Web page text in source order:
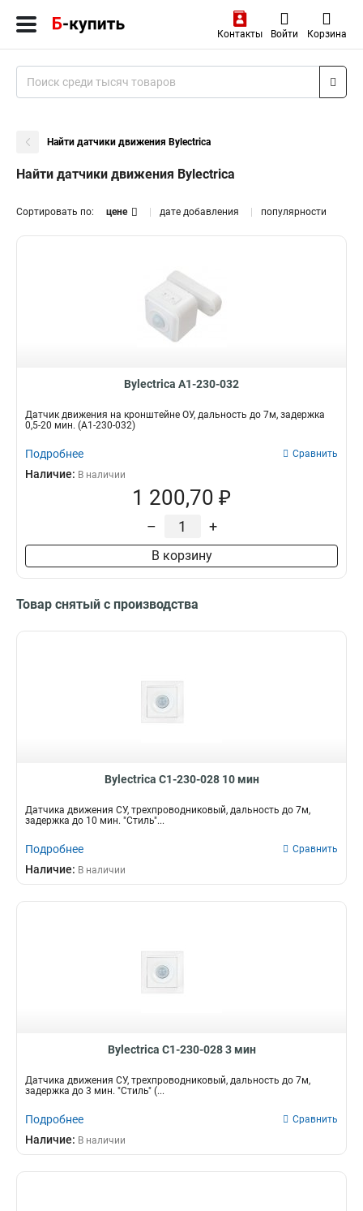
Контакты Войти Корзина
Найти датчики движения Bylectrica
Найти датчики движения Bylectrica
Сортировать по: цене дате добавления популярности
Bylectrica А1-230-032
Датчик движения на кронштейне ОУ, дальность до 7м, задержка
0,5-20 мин. (А1-230-032)
Подробнее Сравнить
Наличие: В наличии
1 200,70 ₽
– +
В корзину
Товар снятый с производства
Bylectrica С1-230-028 10 мин
Датчика движения CУ, трехпроводниковый, дальность до 7м,
задержка до 10 мин. "Стиль"...
Подробнее Сравнить
Наличие: В наличии
Bylectrica С1-230-028 3 мин
Датчика движения CУ, трехпроводниковый, дальность до 7м,
задержка до 3 мин. "Стиль" (...
Подробнее Сравнить
Наличие: В наличии